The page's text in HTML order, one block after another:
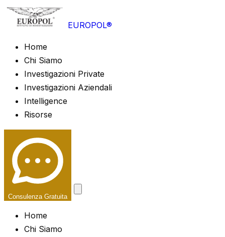
EUROPOL®
Home
Chi Siamo
Investigazioni Private
Investigazioni Aziendali
Intelligence
Risorse
Consulenza Gratuita
Home
Chi Siamo